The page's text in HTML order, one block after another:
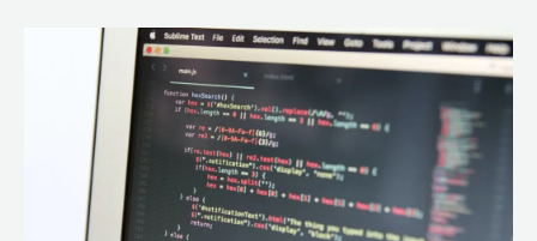
revolucionando
desenvolvimento